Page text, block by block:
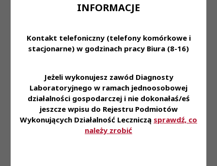
INFORMACJE
Kontakt telefoniczny (telefony komórkowe i
stacjonarne) w godzinach pracy Biura (8-16)
Jeżeli wykonujesz zawód Diagnosty
Laboratoryjnego w ramach jednoosobowej
działalności gospodarczej i nie dokonałaś/eś
jeszcze wpisu do Rejestru Podmiotów
Wykonujących Działalność Leczniczą sprawdź, co
należy zrobić
Szpital Ogólny w
Wymagane wykształcenie:wyższe magisterskie
Proponowane wynagrodzenie: zgodnie z ustawą
Forma zatrudnienia:umowa o pracę
Wymiar czasu pracy: pełny etat
Diagnosta Laboratoryjny / Młodszy